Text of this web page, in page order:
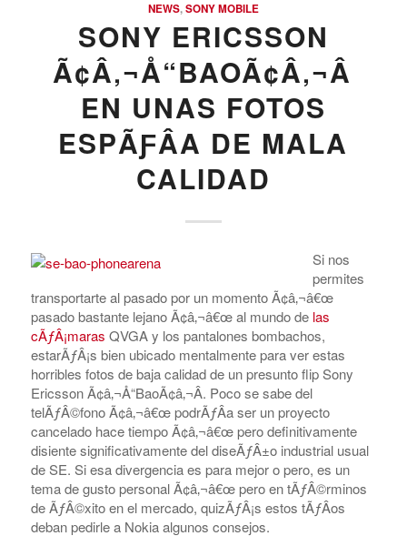
NEWS,SONY MOBILE
SONY ERICSSON
Ã¢Â‚¬Å“BAOÃ¢Â‚¬Â
EN UNAS FOTOS
ESPÃƑÂ­A DE MALA
CALIDAD
Si nos
permites
transportarte al pasado por un momento Ã¢â‚¬â€œ
pasado bastante lejano Ã¢â‚¬â€œ al mundo de las
cÃƒÂ¡maras QVGA y los pantalones bombachos,
estarÃƒÂ¡s bien ubicado mentalmente para ver estas
horribles fotos de baja calidad de un presunto flip Sony
Ericsson Ã¢â‚¬Å“BaoÃ¢â‚¬Â. Poco se sabe del
telÃƒÂ©fono Ã¢â‚¬â€œ podrÃƒÂ­a ser un proyecto
cancelado hace tiempo Ã¢â‚¬â€œ pero definitivamente
disiente significativamente del diseÃƒÂ±o industrial usual
de SE. Si esa divergencia es para mejor o pero, es un
tema de gusto personal Ã¢â‚¬â€œ pero en tÃƒÂ©rminos
de ÃƒÂ©xito en el mercado, quizÃƒÂ¡s estos tÃƒÂ­os
deban pedirle a Nokia algunos consejos.